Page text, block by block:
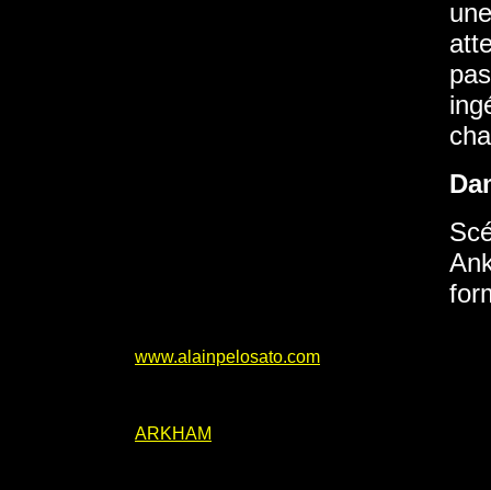
www.alainpelosato.com
ARKHAM